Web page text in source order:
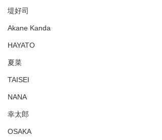
堤好司
Akane Kanda
HAYATO
夏菜
TAISEI
NANA
幸太郎
OSAKA